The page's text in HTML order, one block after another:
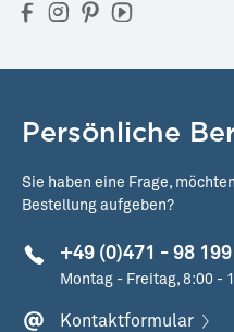
Persönliche
Sie haben eine Frage,
Bestellung aufgeben?
+49 (0)471 - 98
Montag - Freitag, 8:00 -
Kontaktformular